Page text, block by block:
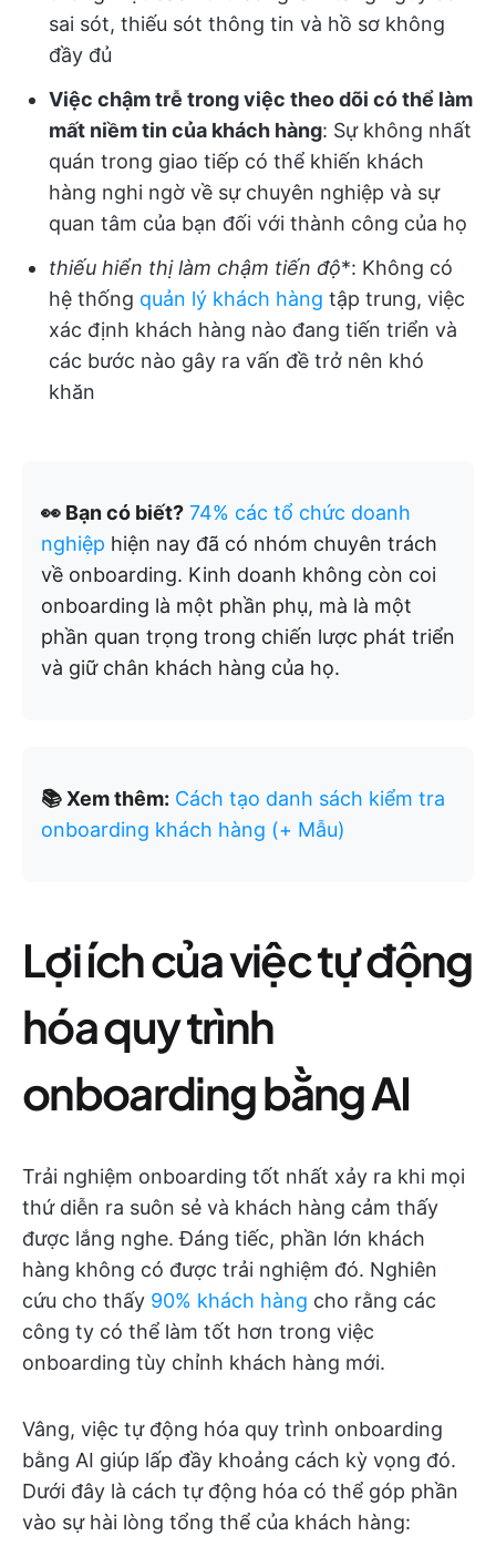
sai sót, thiếu sót thông tin và hồ sơ không
đầy đủ
Việc chậm trễ trong việc theo dõi có thể làm
mất niềm tin của khách hàng: Sự không nhất
quán trong giao tiếp có thể khiến khách
hàng nghi ngờ về sự chuyên nghiệp và sự
quan tâm của bạn đối với thành công của họ
thiếu hiển thị làm chậm tiến độ*: Không có
hệ thống quản lý khách hàng tập trung, việc
xác định khách hàng nào đang tiến triển và
các bước nào gây ra vấn đề trở nên khó
khăn
👀 Bạn có biết? 74% các tổ chức doanh
nghiệp hiện nay đã có nhóm chuyên trách
về onboarding. Kinh doanh không còn coi
onboarding là một phần phụ, mà là một
phần quan trọng trong chiến lược phát triển
và giữ chân khách hàng của họ.
📚 Xem thêm: Cách tạo danh sách kiểm tra
onboarding khách hàng (+ Mẫu)
Lợi ích của việc tự động
hóa quy trình
onboarding bằng AI
Trải nghiệm onboarding tốt nhất xảy ra khi mọi
thứ diễn ra suôn sẻ và khách hàng cảm thấy
được lắng nghe. Đáng tiếc, phần lớn khách
hàng không có được trải nghiệm đó. Nghiên
cứu cho thấy 90% khách hàng cho rằng các
công ty có thể làm tốt hơn trong việc
onboarding tùy chỉnh khách hàng mới.
Vâng, việc tự động hóa quy trình onboarding
bằng AI giúp lấp đầy khoảng cách kỳ vọng đó.
Dưới đây là cách tự động hóa có thể góp phần
vào sự hài lòng tổng thể của khách hàng: